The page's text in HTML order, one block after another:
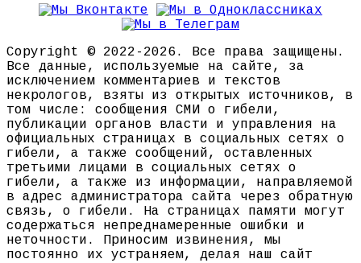
Copyright © 2022-2026. Все права защищены.
Все данные, используемые на сайте, за
исключением комментариев и текстов
некрологов, взяты из открытых источников, в
том числе: сообщения СМИ о гибели,
публикации органов власти и управления на
официальных страницах в социальных сетях о
гибели, а также сообщений, оставленных
третьими лицами в социальных сетях о
гибели, а также из информации, направляемой
в адрес администратора сайта через обратную
связь, о гибели. На страницах памяти могут
содержаться непреднамеренные ошибки и
неточности. Приносим извинения, мы
постоянно их устраняем, делая наш сайт